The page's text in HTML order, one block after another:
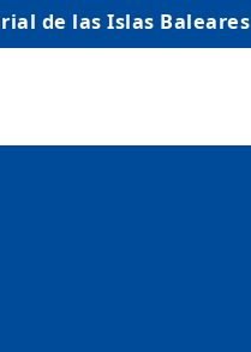
de las Islas Baleares